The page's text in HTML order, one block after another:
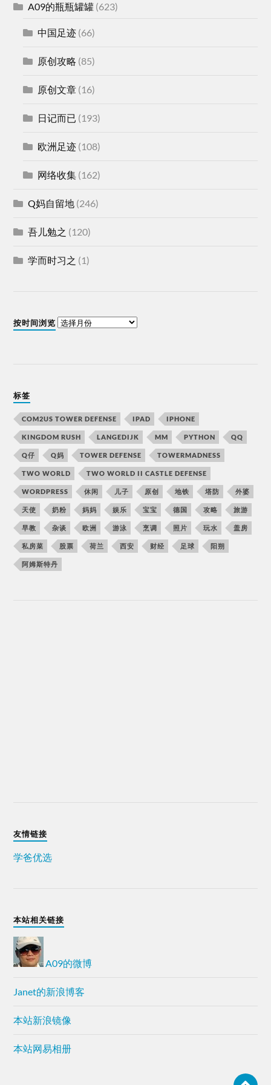
A09的瓶瓶罐罐 (623)
中国足迹 (66)
原创攻略 (85)
原创文章 (16)
日记而已 (193)
欧洲足迹 (108)
网络收集 (162)
Q妈自留地 (246)
吾儿勉之 (120)
学而时习之 (1)
按时间浏览
标签
COM2US TOWER DEFENSE IPAD IPHONE
KINGDOM RUSH LANGEDIJK MM PYTHON QQ
Q仔 Q妈 TOWER DEFENSE TOWERMADNESS
TWO WORLD TWO WORLD II CASTLE DEFENSE
WORDPRESS 休闲 儿子 原创 地铁 塔防 外婆
天使 奶粉 妈妈 娱乐 宝宝 德国 攻略 旅游
早教 杂谈 欧洲 游泳 烹调 照片 玩水 盖房
私房菜 股票 荷兰 西安 财经 足球 阳朔
阿姆斯特丹
友情链接
学爸优选
本站相关链接
A09的微博
Janet的新浪博客
本站新浪镜像
本站网易相册